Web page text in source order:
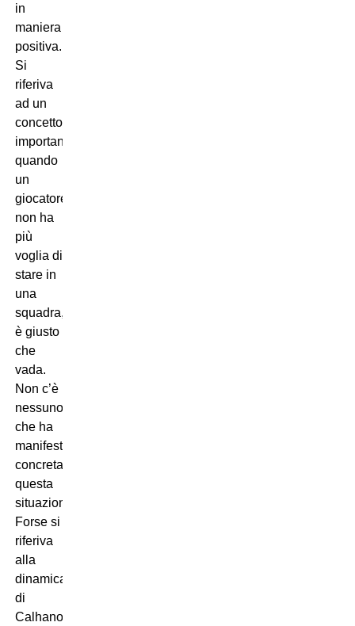
in
maniera
positiva.
Si
riferiva
ad un
concetto
importante:
quando
un
giocatore
non ha
più
voglia di
stare in
una
squadra,
è giusto
che
vada.
Non c’è
nessuno
che ha
manifestato
concretamente
questa
situazione.
Forse si
riferiva
alla
dinamica
di
Calhanoglu: